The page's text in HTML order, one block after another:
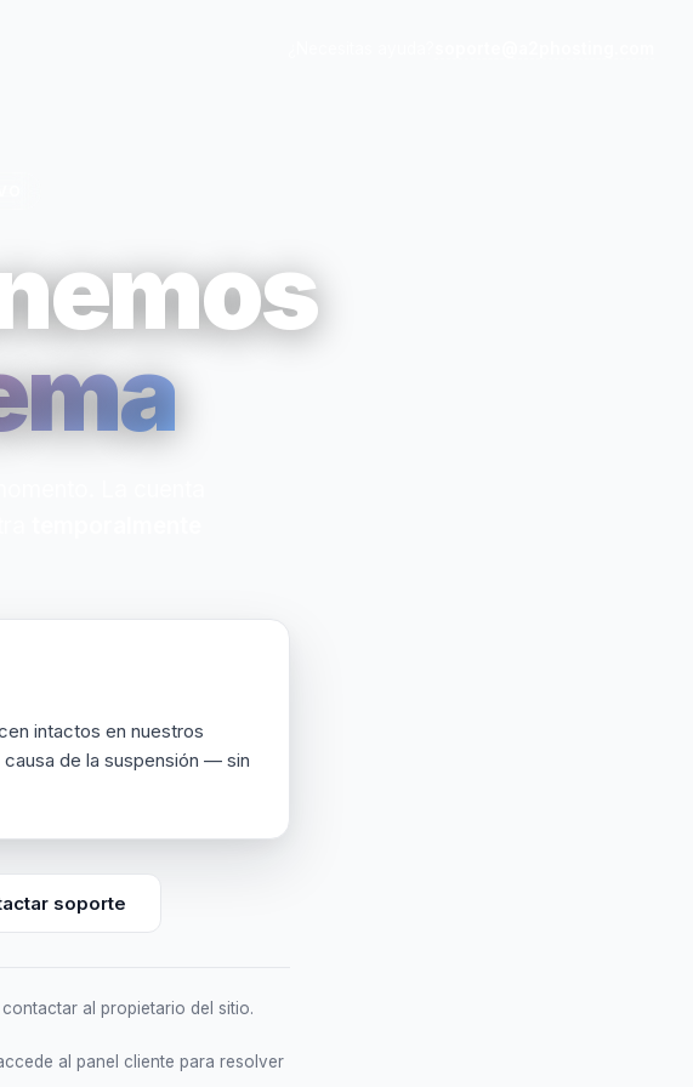
intactos en nuestros
de la suspensión — sin
soporte
al propietario del sitio.
al panel cliente para resolver